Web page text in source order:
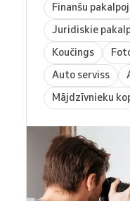
Finanšu
Juridiskie
Koučings
Auto serviss
Mājdzīvnieku